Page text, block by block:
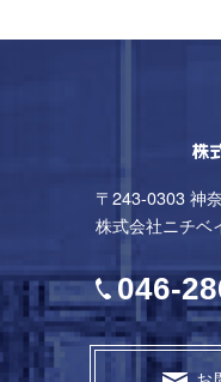
〒243-0303 神
株式会社ニチベ
046-